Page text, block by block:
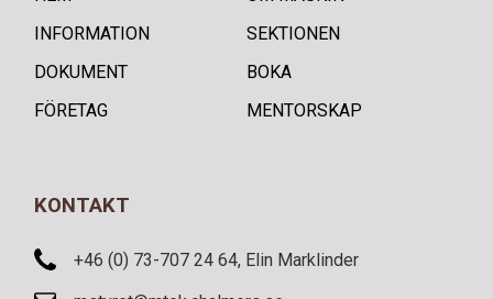
INFORMATION
SEKTIONEN
DOKUMENT
BOKA
FÖRETAG
MENTORSKAP
KONTAKT
+46 (0) 73-707 24 64, Elin Marklinder